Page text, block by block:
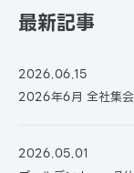
最新記事
2026.06.15
2026年6月 全社集
2026.05.01